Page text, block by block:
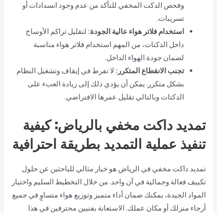
وفحص الدكت المخفي للتأكد من عدم وجود انسدادات أو
تسريبات.
استخدام فلاتر هواء عالية الجودة: لتقليل تراكم الأوساخ
داخل الدكتات، من المهم استخدام فلاتر هواء مناسبة
لضمان جودة الهواء الداخل.
تجنب الانقطاع المتكرر: لا تفرط في إيقاف وتشغيل النظام
بشكل متكرر. يمكن أن يؤدي ذلك إلى زيادة العبء على
الدكتات وبالتالي تقليل عمرها الافتراضي.
تمديد داكت مخفي بالرياض: كيفية
تنفيذ عملية التمديد بطريقة احترافية
تمديد داكت مخفي في الرياض هو خيار مثالي للباحثين عن حلول
تكييف فعالة وجمالية في آن واحد. من خلال التخطيط السليم واختيار
المواد الجيدة، يمكنك ضمان أداء متميز وتوزيع هواء متساوٍ في جميع
أرجاء منزلك أو مكان عملك. الاستعانة بفنيين محترفين في هذا